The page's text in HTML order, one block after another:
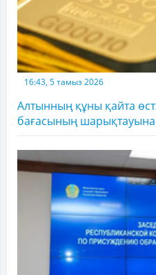
16:43, 5 тамыз 2026
Алтынның құны қайта
бағасының шарықтауына